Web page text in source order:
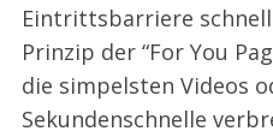
Eintrittsbarriere
Prinzip der “For You
die simpelsten Videos
Sekundenschnelle
S
e